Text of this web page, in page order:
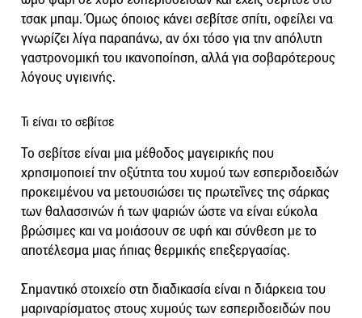
τσακ μπαμ. Όμως όποιος κάνει σεβίτσε σπίτι, οφείλει να
γνωρίζει λίγα παραπάνω, αν όχι τόσο για την απόλυτη
γαστρονομική του ικανοποίηση, αλλά για σοβαρότερους
λόγους υγιεινής.
Τι είναι το σεβίτσε
Το σεβίτσε είναι μια μέθοδος μαγειρικής που
χρησιμοποιεί την οξύτητα του χυμού των εσπεριδοειδών
προκειμένου να μετουσιώσει τις πρωτεΐνες της σάρκας
των θαλασσινών ή των ψαριών ώστε να είναι εύκολα
βρώσιμες και να μοιάσουν σε υφή και σύνθεση με το
αποτέλεσμα μιας ήπιας θερμικής επεξεργασίας.
Σημαντικό στοιχείο στη διαδικασία είναι η διάρκεια του
μαριναρίσματος στους χυμούς των εσπεριδοειδών που